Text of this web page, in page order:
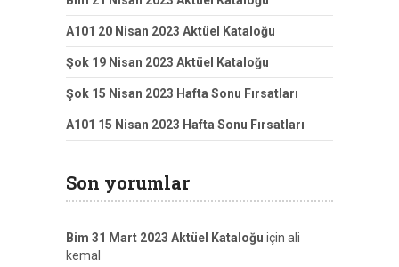
A101 20 Nisan 2023 Aktüel Kataloğu
Şok 19 Nisan 2023 Aktüel Kataloğu
Şok 15 Nisan 2023 Hafta Sonu Fırsatları
A101 15 Nisan 2023 Hafta Sonu Fırsatları
Son yorumlar
Bim 31 Mart 2023 Aktüel Kataloğu için ali
kemal